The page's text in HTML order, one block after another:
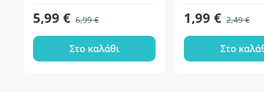
5,99 € 6,99 €
Στο καλάθι
1,99 € 2,49 €
Στο